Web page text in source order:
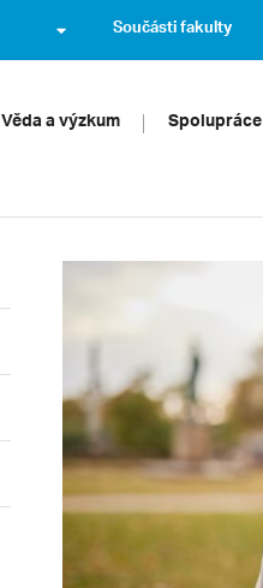
Součásti fakulty
Věda a výzkum Spolupráce